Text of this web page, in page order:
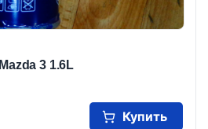
3 1.6L
Купить